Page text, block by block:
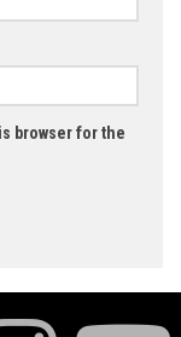
browser for the